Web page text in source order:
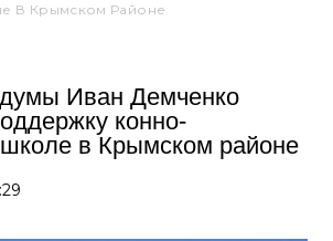
В Крымском Районе
Иван Демченко
конно-
в Крымском районе